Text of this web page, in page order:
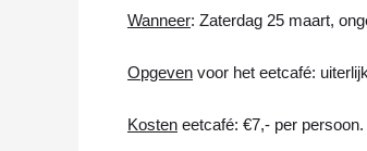
Wanneer: Zaterdag 25 maart,
Opgeven voor het eetcafé:
Kosten eetcafé: €7,- per